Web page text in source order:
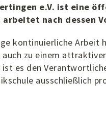
e.V. ist eine
arbeitet nach dessen
kontinuierliche
zu einem
es den
ausschließlich